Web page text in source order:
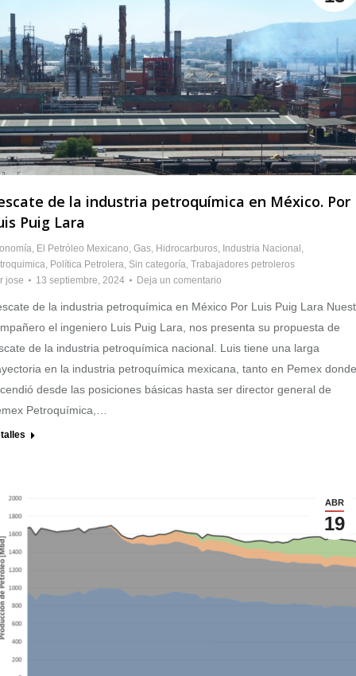
de la industria petroquímica en México. Por
Puig Lara
, El Petróleo Mexicano, Gas, Hidrocarburos, Industria Nacional ,
, Política Petrolera, Sin categoría, Trabajadores petroleros
jose 13 septiembre, 2024 Deja un comentario
de la industria petroquímica en México Por Luis Puig Lara
el ingeniero Luis Puig Lara, nos presenta su propuesta de
de la industria petroquímica nacional. Luis tiene una larga
en la industria petroquímica mexicana, tanto en Pemex donde
desde las posiciones básicas hasta ser director general de
Petroquímica,…
ABR
19